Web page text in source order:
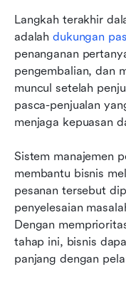
Langkah terakhir
adalah dukungan
penanganan
pengembalian, dan
muncul setelah
pasca-penjualan
menjaga kepuasan
Sistem manajemen
membantu bisnis
pesanan tersebut
penyelesaian
Dengan
tahap ini, bisnis
panjang dengan